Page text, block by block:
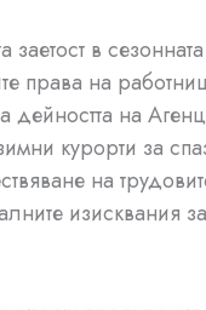
в
права на
на
курорти за
на
изисквания